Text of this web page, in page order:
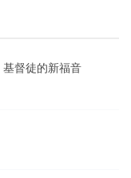
基督徒的新福音